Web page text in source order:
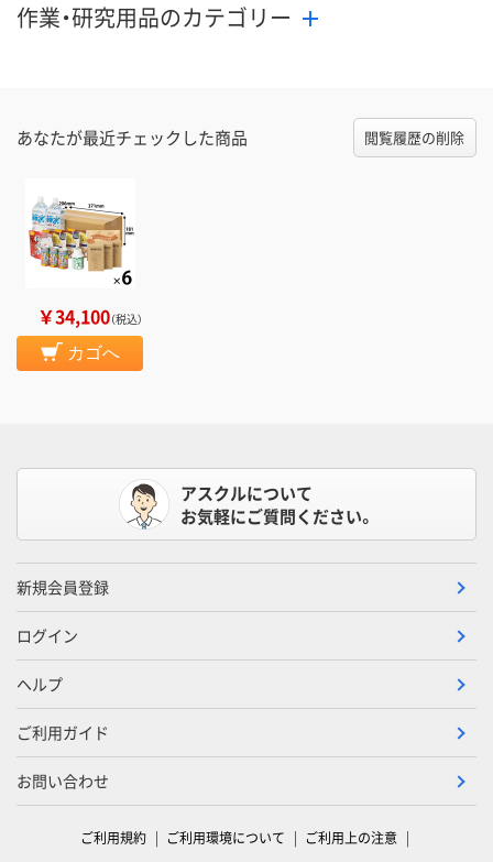
作業・研究用品のカテゴリー
あなたが最近チェックした商品 閲覧履歴の削除
￥34,100（税込）
カゴへ
アスクルについて
お気軽にご質問ください。
新規会員登録
ログイン
ヘルプ
ご利用ガイド
お問い合わせ
ご利用規約 ご利用環境について
ご利用上の注意